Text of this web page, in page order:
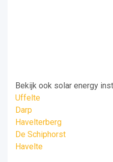
Bekijk ook solar energy
Uffelte
Darp
Havelterberg
De Schiphorst
Havelte